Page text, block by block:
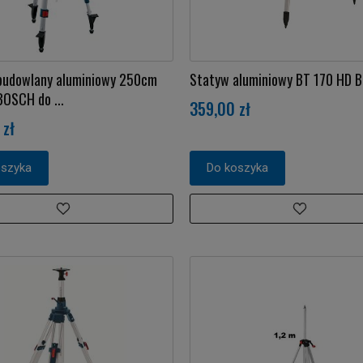
aluminiowy 250cm
do ...
Statyw aluminiowy BT 170 HD
359,00 zł
Do koszyka